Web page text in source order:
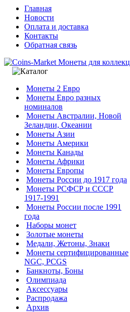
Главная
Новости
Оплата и доставка
Контакты
Обратная связь
Монеты 2 Евро
Монеты Евро разных
номиналов
Монеты Австралии, Новой
Зеландии, Океании
Монеты Азии
Монеты Америки
Монеты Канады
Монеты Африки
Монеты Европы
Монеты России до 1917 года
Монеты РСФСР и СССР
1917-1991
Монеты России после 1991
года
Наборы монет
Золотые монеты
Медали, Жетоны, Знаки
Монеты сертифицированные
NGC, PCGS
Банкноты, Боны
Олимпиада
Аксессуары
Распродажа
Архив